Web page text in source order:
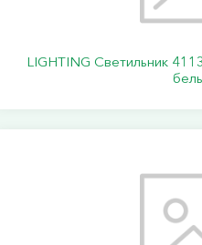
LIGHTING Светильник